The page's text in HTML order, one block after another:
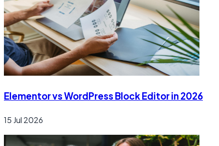
Elementor vs WordPress Block Editor in 2026
15 Jul 2026